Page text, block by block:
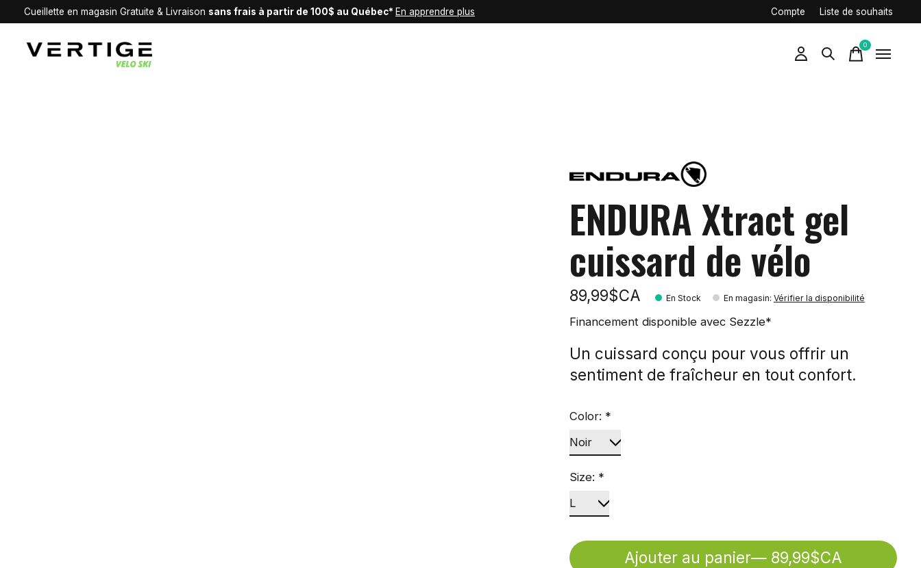
Cueillette en magasin Gratuite & Livraison sans frais à partir de 100$ au Québec* En apprendre plus Compte Liste de souhaits
0items
ENDURA Xtract gel
cuissard de vélo
89,99$CA En Stock En magasin: Vérifier la disponibilité
Financement disponible avec Sezzle*
Un cuissard conçu pour vous offrir un
sentiment de fraîcheur en tout confort.
Color: *
Size: *
Ajouter au panier
— 89,99$CA